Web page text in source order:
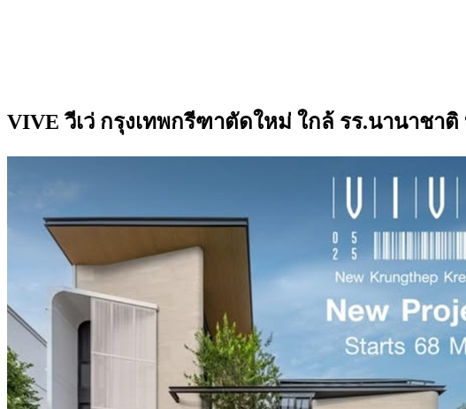
VIVE วีเว่ กรุงเทพกรีฑาตัดใหม่ ใกล้ รร.นานาชาติ